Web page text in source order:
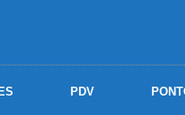
PDV